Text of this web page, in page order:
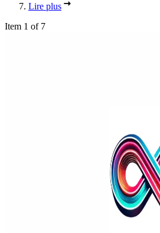
Lire plus
Item 1 of 7